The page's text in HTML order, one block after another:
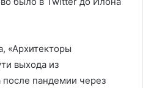
«Архитекторы
выхода из
после пандемии через